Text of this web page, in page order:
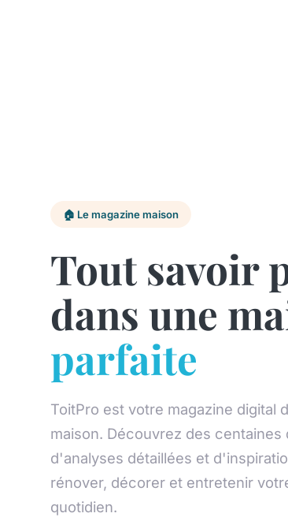
🏠 Le magazine maison
Tout savoir
dans une
parfaite
ToitPro est votre magazine digital
maison. Découvrez des centaines
d'analyses détaillées et
rénover, décorer et entretenir
quotidien.